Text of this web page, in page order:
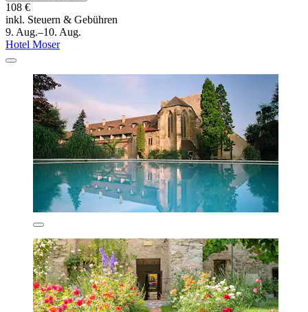
108 €
inkl. Steuern & Gebühren
9. Aug.–10. Aug.
Hotel Moser